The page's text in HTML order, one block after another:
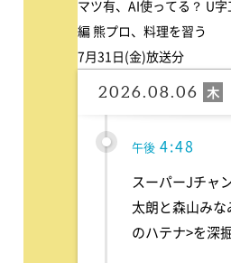
マツ有、AI使ってる？ U
編 熊プロ、料理を習う
7月31日(金)放送分
2026.08.06 木
午後 3:50
相棒20 #5
午後 4:48
スーパーJチャ
太朗と森山み
のハテナ>を深